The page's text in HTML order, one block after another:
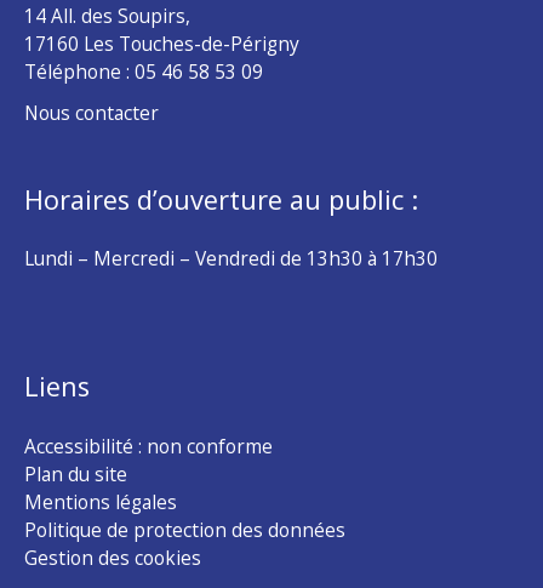
14 All. des Soupirs,
17160 Les Touches-de-Périgny
Téléphone : 05 46 58 53 09
Nous contacter
Horaires d’ouverture au public :
Lundi – Mercredi – Vendredi de 13h30 à 17h30
Liens
Accessibilité : non conforme
Plan du site
Mentions légales
Politique de protection des données
Gestion des cookies